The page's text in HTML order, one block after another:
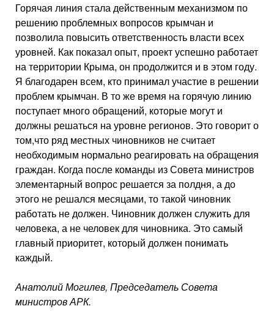
Горячая линия стала действенным механизмом по
решению проблемных вопросов крымчан и
позволила повысить ответственность власти всех
уровней. Как показал опыт, проект успешно работает
на территории Крыма, он продолжится и в этом году.
Я благодарен всем, кто принимал участие в решении
проблем крымчан. В то же время на горячую линию
поступает много обращений, которые могут и
должны решаться на уровне регионов. Это говорит о
том,что ряд местных чиновников не считает
необходимым нормально реагировать на обращения
граждан. Когда после команды из Совета министров
элементарный вопрос решается за полдня, а до
этого не решался месяцами, то такой чиновник
работать не должен. Чиновник должен служить для
человека, а не человек для чиновника. Это самый
главный приоритет, который должен понимать
каждый.
Анатолий Могилев, Председатель Совета
министров АРК.